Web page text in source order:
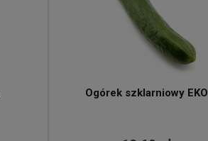
Ogórek szklarniowy EKO